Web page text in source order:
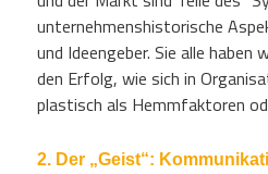
unternehmenshistorische
und Ideengeber. Sie alle
den Erfolg, wie sich in
plastisch als Hemmfaktoren
2. Der „Geist“: